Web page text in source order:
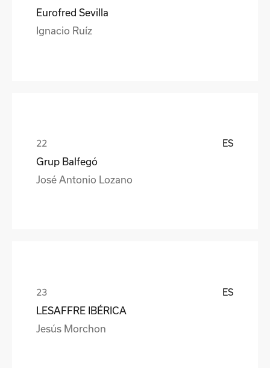
Eurofred Sevilla
Ignacio Ruíz
ES
Grup Balfegó
José Antonio Lozano
ES
LESAFFRE IBÉRICA
Jesús Morchon